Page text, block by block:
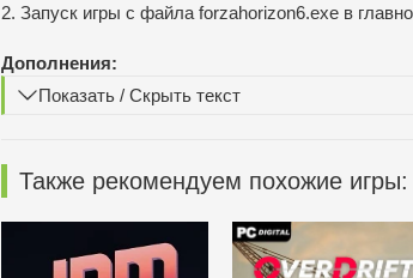
2. Запуск игры с файла forzahorizon6.exe в
Дополнения:
Показать / Скрыть текст
Также рекомендуем похожие игры: